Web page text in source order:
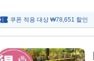
쿠폰 적용 대상 ₩78,651 할인